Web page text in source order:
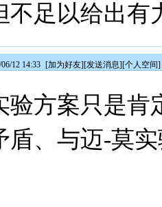
不足以给出有
12 14:33 [加为好友][发送消息][个人空间]
验方案只是肯
盾、与迈-莫